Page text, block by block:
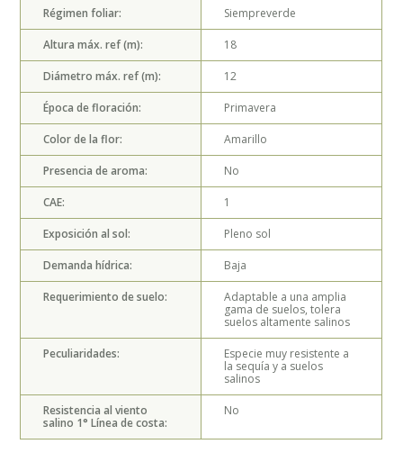
Régimen foliar: Siempreverde
Altura máx. ref (m): 18
Diámetro máx. ref (m): 12
Época de floración: Primavera
Color de la flor: Amarillo
Presencia de aroma: No
CAE: 1
Exposición al sol: Pleno sol
Demanda hídrica: Baja
Requerimiento de suelo:
Adaptable a una amplia
gama de suelos, tolera
suelos altamente salinos
Peculiaridades:
Especie muy resistente a
la sequía y a suelos
salinos
Resistencia al viento
salino 1° Línea de costa:
No